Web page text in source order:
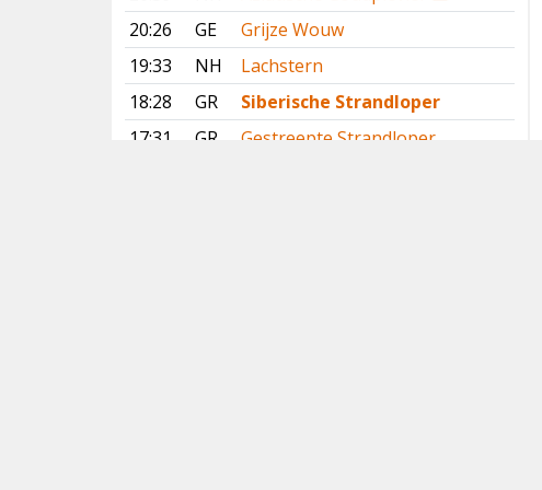
20:26
GE
Grijze Wouw
19:33
NH
Lachstern
18:28
GR
Siberische Strandloper
17:31
GR
Gestreepte Strandloper